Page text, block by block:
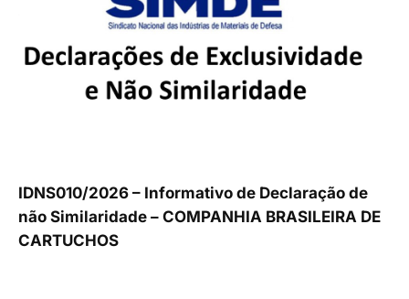
IDNS010/2026 – Informativo de Declaração de
não Similaridade – COMPANHIA BRASILEIRA DE
CARTUCHOS